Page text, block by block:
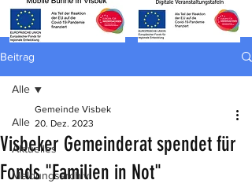
Beitrag
Alle
Aktuelles
Meldungsarchiv
Alle
Visbeker Gemeinderat spendet für
Fonds "Familien in Not"
Gemeinde Visbek
20. Dez. 2023